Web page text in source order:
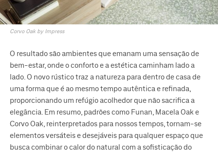
Corvo Oak by Impress
O resultado são ambientes que emanam uma sensação de
bem-estar, onde o conforto e a estética caminham lado a
lado. O novo rústico traz a natureza para dentro de casa de
uma forma que é ao mesmo tempo autêntica e refinada,
proporcionando um refúgio acolhedor que não sacrifica a
elegância. Em resumo, padrões como Funan, Macela Oak e
Corvo Oak, reinterpretados para nossos tempos, tornam-se
elementos versáteis e desejáveis para qualquer espaço que
busca combinar o calor do natural com a sofisticação do